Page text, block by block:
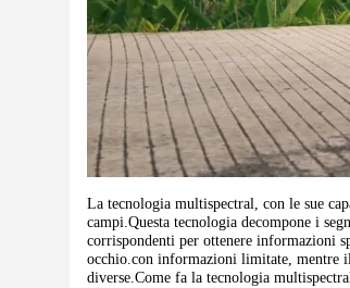
La tecnologia multispectral, con le sue
campi.Questa tecnologia decompone i
corrispondenti per ottenere informazioni
occhio.con informazioni limitate, mentre
diverse.Come fa la tecnologia